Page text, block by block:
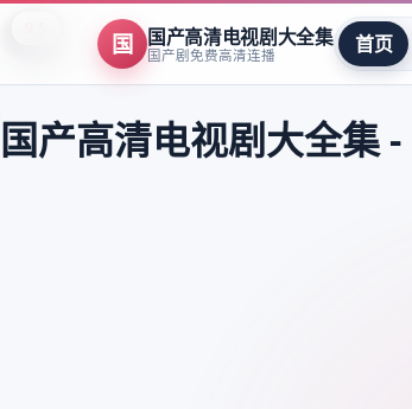
国 国产高清电视剧大全集
国产剧免费高清连播 首页
国产高清电视剧大全集-